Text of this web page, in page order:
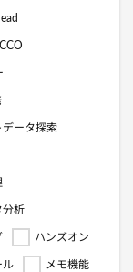
データ探索
分析
ハンズオン
ル メモ機能